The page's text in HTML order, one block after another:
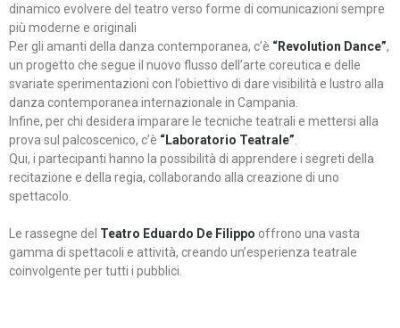
dinamico evolvere del teatro verso forme di comunicazioni sempre
più moderne e originali
Per gli amanti della danza contemporanea, c’è “Revolution Dance”,
un progetto che segue il nuovo flusso dell’arte coreutica e delle
svariate sperimentazioni con l’obiettivo di dare visibilità e lustro alla
danza contemporanea internazionale in Campania.
Infine, per chi desidera imparare le tecniche teatrali e mettersi alla
prova sul palcoscenico, c’è “Laboratorio Teatrale”
Qui, i partecipanti hanno la possibilità di apprendere i segreti della
recitazione e della regia, collaborando alla creazione di uno
spettacolo.
Le rassegne del Teatro Eduardo De Filippo offrono una vasta
gamma di spettacoli e attività, creando un’esperienza teatrale
coinvolgente per tutti i pubblici.